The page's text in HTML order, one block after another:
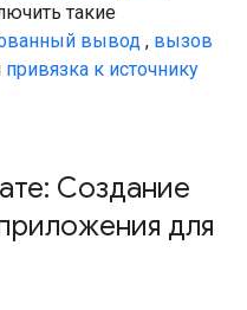
такие
вывод , вызов
привязка к источнику
Создание
для